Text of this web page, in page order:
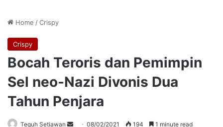
Home /Crispy
Crispy
Bocah Teroris dan Pemimpin
Sel neo-Nazi Divonis Dua
Tahun Penjara
Teguh Setiawan
Send08/02/2021 194 1 minute read